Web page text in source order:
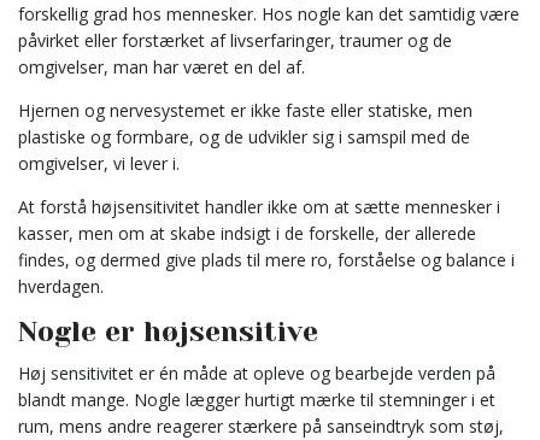
forskellig grad hos mennesker. Hos nogle kan det samtidig være
påvirket eller forstærket af livserfaringer, traumer og de
omgivelser, man har været en del af.
Hjernen og nervesystemet er ikke faste eller statiske, men
plastiske og formbare, og de udvikler sig i samspil med de
omgivelser, vi lever i.
At forstå højsensitivitet handler ikke om at sætte mennesker i
kasser, men om at skabe indsigt i de forskelle, der allerede
findes, og dermed give plads til mere ro, forståelse og balance i
hverdagen.
Nogle er højsensitive
Høj sensitivitet er én måde at opleve og bearbejde verden på
blandt mange. Nogle lægger hurtigt mærke til stemninger i et
rum, mens andre reagerer stærkere på sanseindtryk som støj,